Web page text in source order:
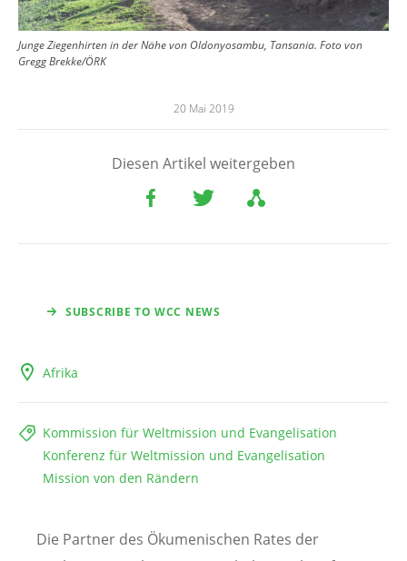
Junge Ziegenhirten in der Nähe von Oldonyosambu, Tansania. Foto von
Gregg Brekke/ÖRK
20 Mai 2019
Diesen Artikel weitergeben
SUBSCRIBE TO WCC NEWS
Afrika
Kommission für Weltmission und Evangelisation
Konferenz für Weltmission und Evangelisation
Mission von den Rändern
Die Partner des Ökumenischen Rates der